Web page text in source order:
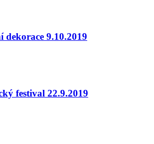
9.10.2019
festival 22.9.2019